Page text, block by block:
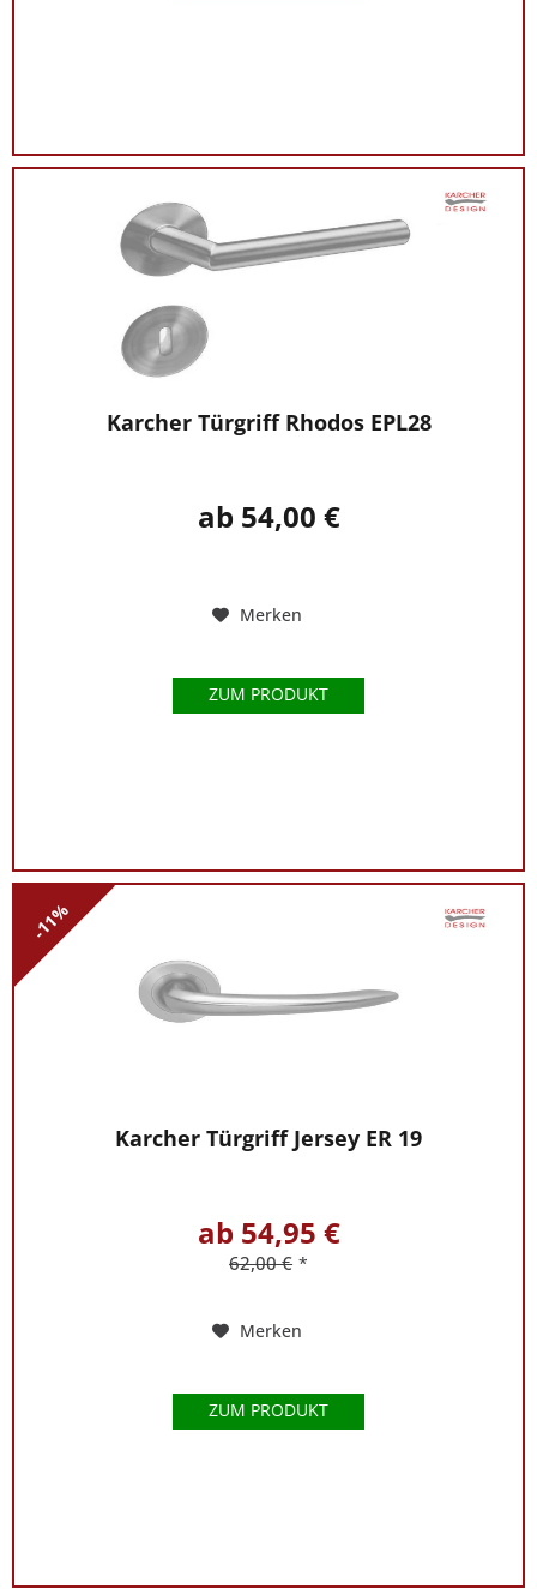
Karcher Türgriff Rhodos EPL28
ab 54,00 €
Merken
ZUM PRODUKT
-11%
Karcher Türgriff Jersey ER 19
ab 54,95 €
62,00 € *
Merken
ZUM PRODUKT